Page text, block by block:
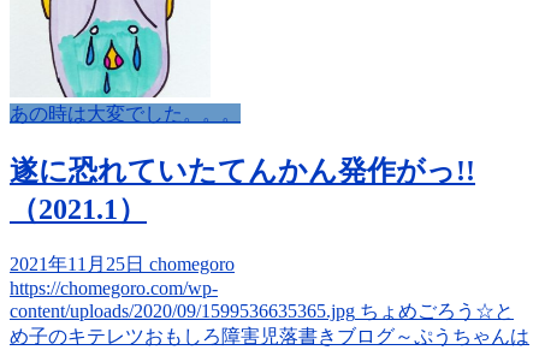
あの時は大変でした。。。
遂に恐れていたてんかん発作がっ!!
（2021.1）
2021年11月25日 chomegoro
https://chomegoro.com/wp-
content/uploads/2020/09/1599536635365.jpg ちょめごろう☆と
め子のキテレツおもしろ障害児落書きブログ～ぷうちゃんは